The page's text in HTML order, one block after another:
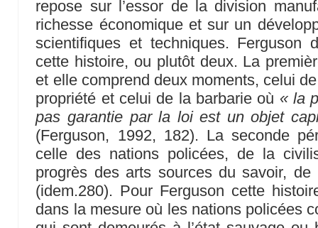
repose sur l’essor de la division
richesse économique et sur un
scientifiques et techniques. Ferguson
cette histoire, ou plutôt deux. La
et elle comprend deux moments, celui
propriété et celui de la barbarie où « la
pas garantie par la loi est un objet
(Ferguson, 1992, 182). La seconde
celle des nations policées, de la
progrès des arts sources du savoir,
(idem.280). Pour Ferguson cette
dans la mesure où les nations policées